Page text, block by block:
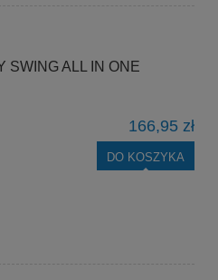
SWING ALL IN ONE
166,95 zł
DO KOSZYKA